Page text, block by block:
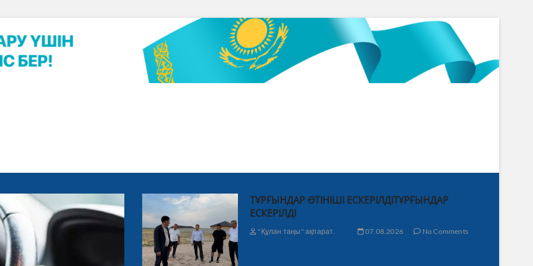
ТҰРҒЫНДАР ӨТІНІШІ ЕСКЕРІЛДІТҰРҒЫНДАР
ЕСКЕРІЛДІ
"Құлан таңы" ақпарат. 07.08.2026 No Comments